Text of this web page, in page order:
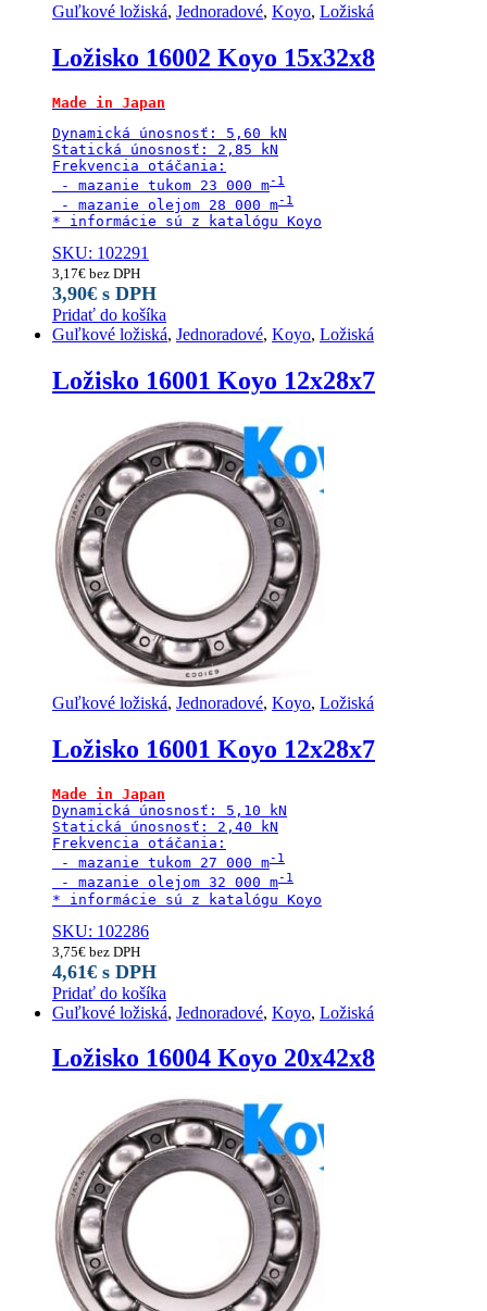
Guľkové ložiská, Jednoradové, Koyo, Ložiská
Ložisko 16002 Koyo 15x32x8
Made in Japan
Dynamická únosnosť: 5,60 kN
Statická únosnosť: 2,85 kN
Frekvencia otáčania:
- mazanie tukom 23 000 m
- mazanie olejom 28 000 m
* informácie sú z katalógu Koyo
SKU: 102291
3,17€ bez DPH
3,90€ s DPH
Pridať do košíka
Guľkové ložiská, Jednoradové, Koyo, Ložiská
Ložisko 16001 Koyo 12x28x7
Guľkové ložiská, Jednoradové, Koyo, Ložiská
Ložisko 16001 Koyo 12x28x7
Dynamická únosnosť: 5,10 kN
Statická únosnosť: 2,40 kN
Frekvencia otáčania:
- mazanie tukom 27 000 m
- mazanie olejom 32 000 m
* informácie sú z katalógu Koyo
SKU: 102286
3,75€ bez DPH
4,61€ s DPH
Pridať do košíka
Guľkové ložiská, Jednoradové, Koyo, Ložiská
Ložisko 16004 Koyo 20x42x8